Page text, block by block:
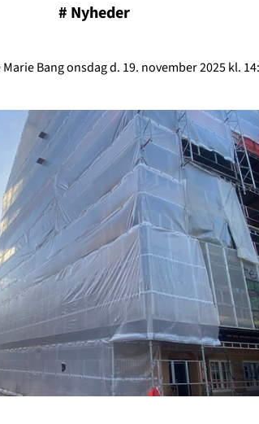
# Nyheder
Bang onsdag d. 19. november 2025 kl.